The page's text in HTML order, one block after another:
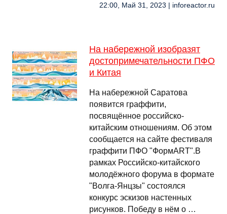
22:00, Май 31, 2023 | inforeactor.ru
На набережной изобразят
достопримечательности ПФО
и Китая
На набережной Саратова
появится граффити,
посвящённое российско-
китайским отношениям. Об этом
сообщается на сайте фестиваля
граффити ПФО "ФормART".В
рамках Российско-китайского
молодёжного форума в формате
"Волга-Янцзы" состоялся
конкурс эскизов настенных
рисунков. Победу в нём о …